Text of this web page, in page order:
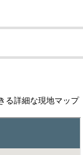
る詳細な現地マップ